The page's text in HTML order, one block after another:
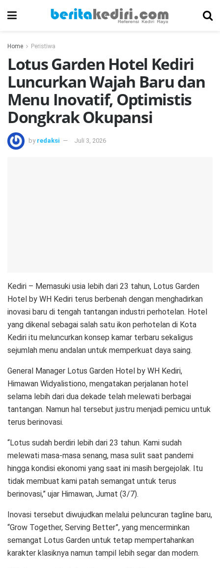
Home Peristiwa
Lotus Garden Hotel Kediri
Luncurkan Wajah Baru dan
Menu Inovatif, Optimistis
Dongkrak Okupansi
by redaksi Juli 3, 2026
Kediri – Memasuki usia lebih dari 23 tahun, Lotus Garden
Hotel by WH Kediri terus berbenah dengan menghadirkan
inovasi baru di tengah tantangan industri perhotelan. Hotel
yang dikenal sebagai salah satu ikon perhotelan di Kota
Kediri itu meluncurkan konsep kamar terbaru sekaligus
sejumlah menu andalan untuk memperkuat daya saing.
General Manager Lotus Garden Hotel by WH Kediri,
Himawan Widyalistiono, mengatakan perjalanan hotel
selama lebih dari dua dekade telah melewati berbagai
tantangan. Namun hal tersebut justru menjadi pemicu untuk
terus berinovasi.
“Lotus sudah berdiri lebih dari 23 tahun. Kami sudah
melewati masa-masa senang, masa sulit saat pandemi
hingga kondisi ekonomi yang saat ini masih bergejolak. Itu
tidak membuat kami patah semangat untuk terus
berinovasi,” ujar Himawan, Jumat (3/7).
Inovasi tersebut diwujudkan melalui peluncuran tagline baru,
“Grow Together, Serving Better”, yang mencerminkan
semangat Lotus Garden untuk tetap mempertahankan
karakter klasiknya namun tampil lebih segar dan modern.